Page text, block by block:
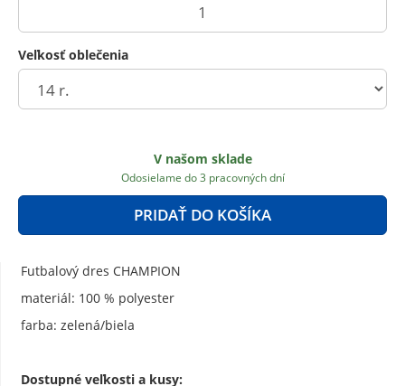
Veľkosť oblečenia
V našom sklade
Odosielame do 3 pracovných dní
PRIDAŤ DO KOŠÍKA
Futbalový dres CHAMPION
materiál: 100 % polyester
farba: zelená/biela
Dostupné veľkosti a kusy: